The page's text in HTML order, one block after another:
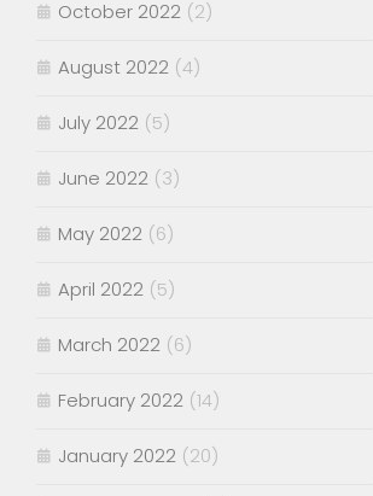
October 2022 (2)
August 2022 (4)
July 2022 (5)
June 2022 (3)
May 2022 (6)
April 2022 (5)
March 2022 (6)
February 2022 (14)
January 2022 (20)